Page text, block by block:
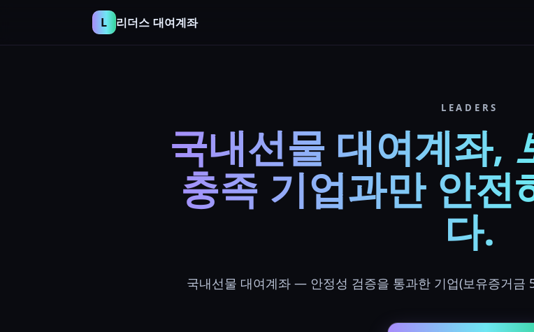
L 리더스 대여계좌
LEADERS
국내선물 대여계좌,
충족 기업과만 안전
다.
국내선물 대여계좌 — 안정성 검증을 통과한 기업(보유증거금